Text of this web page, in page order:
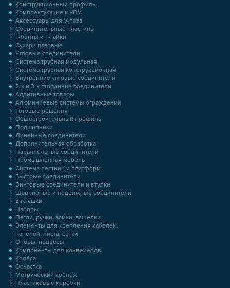
Конструкционный профиль
Комплектующие к ЧПУ
Аксессуары для V-паза
Соединительные пластины
Т-болты и Т-гайки
Сухари пазовые
Угловые соединители
Система трубная модульная
Система трубная конструкционная
Внутренние угловые соединители
2-х и 3-х сторонние соединители
Аддитивные товары
Алюминиевые системы ограждений
Готовые решения
Общестроительный профиль
Подшипники
Линейные соединители
Дополнительная обработка
Параллельные соединители
Промышленная мебель
Система лестниц и платформ
Быстрые соединители
Винтовые соединители и втулки
Шарнирные и подвижные соединители
Заглушки
Наборы
Петли, ручки, замки, защелки
Элементы для крепления кабелей,
панелей, листа, сетки
Опоры, подвесы
Компоненты для конвейеров
Колёса
Оснастка
Метрический крепеж
Пластиковые коробки